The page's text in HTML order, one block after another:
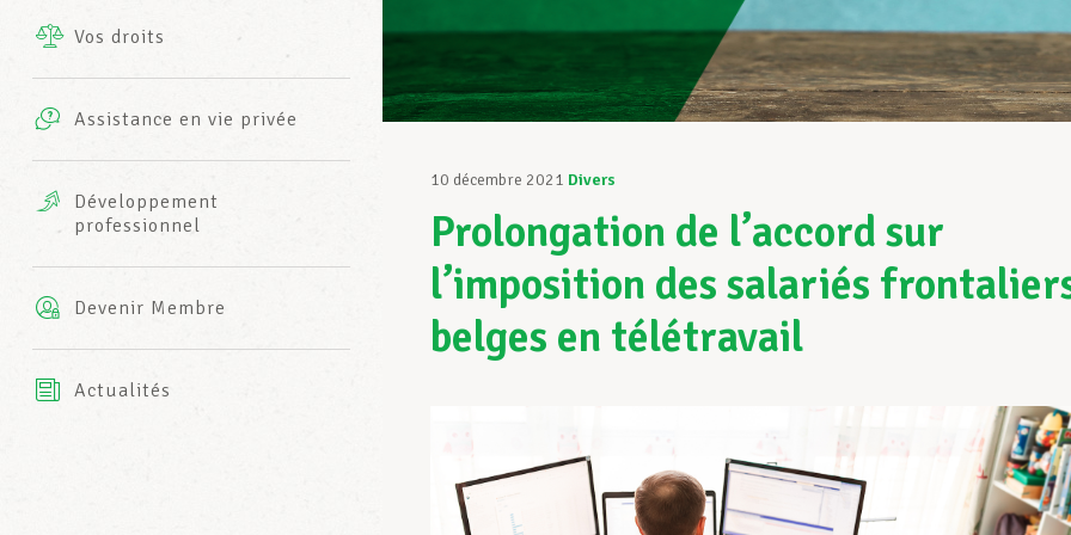
INFO-CENTER
Vos droits
Assistance en vie privée
complémentaires
AXA
Développement
professionnel
Devenir Membre
Actualités
10 décembre 2021 Divers
Prolongation de l’accord sur
l’imposition des salariés
belges en télétravail